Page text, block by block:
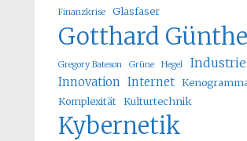
Finanzkrise Glasfaser
Gotthard
Gregory Bateson Grüne Hegel Industrie
Innovation Internet
Komplexität Kulturtechnik
Kybernetik